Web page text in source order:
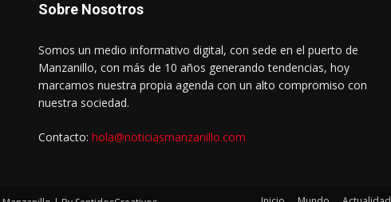
Sobre Nosotros
Somos un medio informativo digital, con sede en el puerto de
Manzanillo, con más de 10 años generando tendencias, hoy
marcamos nuestra propia agenda con un alto compromiso con
nuestra sociedad.
Contacto: hola@noticiasmanzanillo.com